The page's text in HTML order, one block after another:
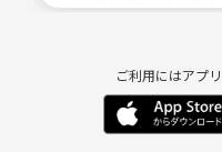
ご利用にはアプ